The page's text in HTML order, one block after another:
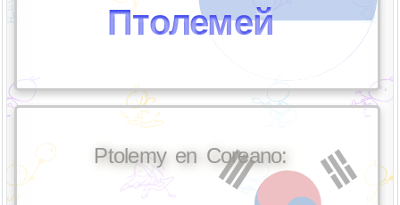
Птолемей
Ptolemy en Coreano: